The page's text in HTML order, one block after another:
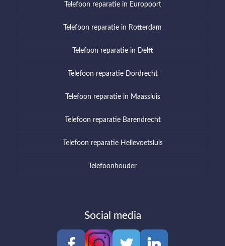
Telefoon reparatie in Europoort
Telefoon reparatie in Rotterdam
Telefoon reparatie in Delft
Telefoon reparatie Dordrecht
Telefoon reparatie in Maassluis
Telefoon reparatie Barendrecht
Telefoon reparatie Hellevoetsluis
Telefoonhouder
Social media